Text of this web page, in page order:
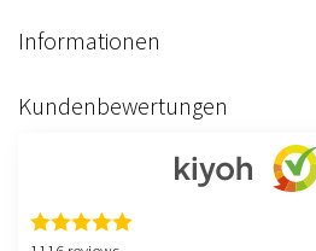
Informationen
Kundenbewertungen